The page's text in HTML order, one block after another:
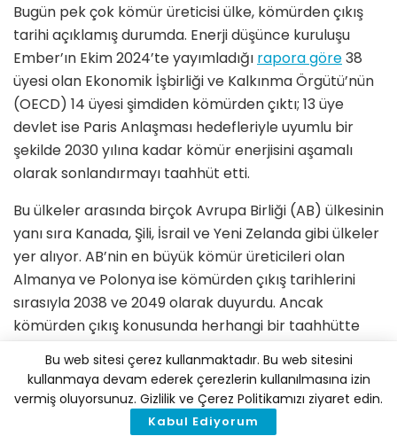
Bugün pek çok kömür üreticisi ülke, kömürden çıkış
tarihi açıklamış durumda. Enerji düşünce kuruluşu
Ember’ın Ekim 2024’te yayımladığı rapora göre38
üyesi olan Ekonomik İşbirliği ve Kalkınma Örgütü’nün
(OECD) 14 üyesi şimdiden kömürden çıktı; 13 üye
devlet ise Paris Anlaşması hedefleriyle uyumlu bir
şekilde 2030 yılına kadar kömür enerjisini aşamalı
olarak sonlandırmayı taahhüt etti.
Bu ülkeler arasında birçok Avrupa Birliği (AB) ülkesinin
yanı sıra Kanada, Şili, İsrail ve Yeni Zelanda gibi ülkeler
yer alıyor. AB’nin en büyük kömür üreticileri olan
Almanya ve Polonya ise kömürden çıkış tarihlerini
sırasıyla 2038 ve 2049 olarak duyurdu. Ancak
kömürden çıkış konusunda herhangi bir taahhütte
Avustralya, Japonya, Kolombiya, Meksika ve Türkiye.
Türkiye ayrıca dünyanın en büyük 20 kömür
üreticisinden biri; üstelik yeni kömürlü termik santral
Bu web sitesi çerez kullanmaktadır. Bu web sitesini
kullanmaya devam ederek çerezlerin kullanılmasına izin
vermiş oluyorsunuz. Gizlilik ve Çerez Politikamızı ziyaret edin.
Kabul Ediyorum